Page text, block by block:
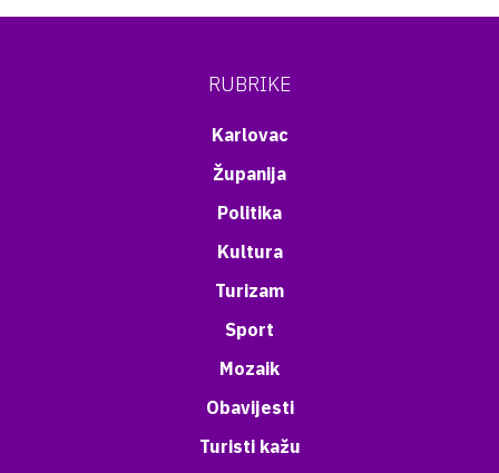
RUBRIKE
Karlovac
Županija
Politika
Kultura
Turizam
Sport
Mozaik
Obavijesti
Turisti kažu